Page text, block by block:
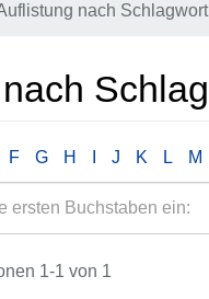
nach Schlagwort
F G H J K L M
1-1 von 1